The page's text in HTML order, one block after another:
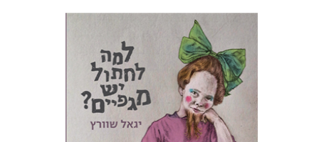
יגאל שוורץ
תמי ישראלי